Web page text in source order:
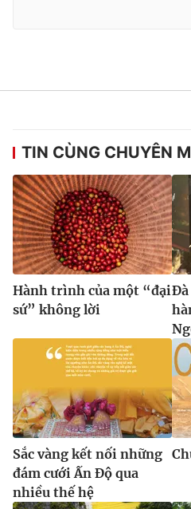
TIN CÙNG CHUYÊN
Hành trình của một “đại
sứ” không lời
Đà
Sắc vàng kết nối những
đám cưới Ấn Độ qua
nhiều thế hệ